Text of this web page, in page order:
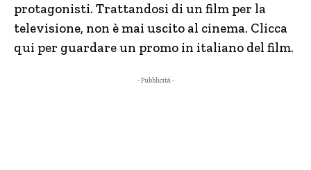
protagonisti. Trattandosi di un film per la
televisione, non è mai uscito al cinema. Clicca
qui per guardare un promo in italiano del film.
- Pubblicità -